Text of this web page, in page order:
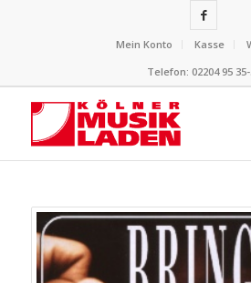
Mein Konto Kasse
Telefon: 02204 95